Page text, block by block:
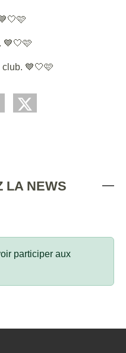
💙🤍🩷
💙🤍🩷
LA NEWS
participer aux